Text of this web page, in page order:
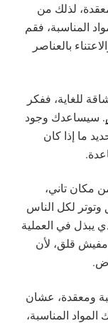
لذلك من
المناسبة، فقم
بالعناصر
للغاية، ففكر
. سيساعدك وجود
ما إذا كان
مكان تاني،
لكل الناس
يبذل في العملية
مفيش قلق، لأن
ومعقدة، عشان
المناسبة،